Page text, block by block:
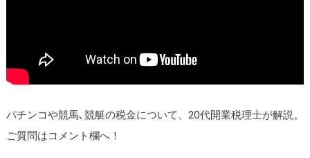
パチンコや競馬､競艇の税金について、20代開業税理士が解説。
ご質問はコメント欄へ！